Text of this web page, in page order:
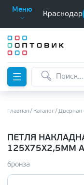
Меню
Краснодар
Главная Каталог Дверная
ПЕТЛЯ
125Х75Х2,5ММ
бронза